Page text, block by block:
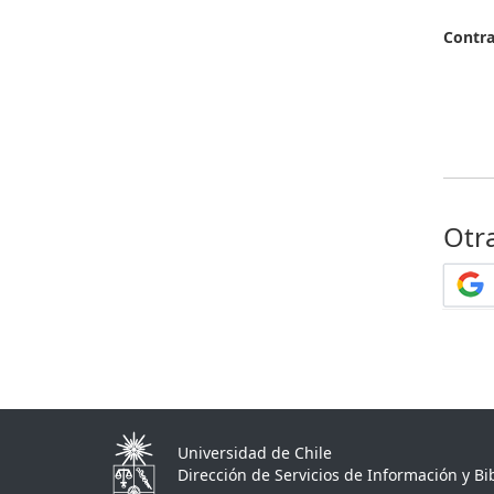
Universidad de Chile
Dirección de Servicios de Información y